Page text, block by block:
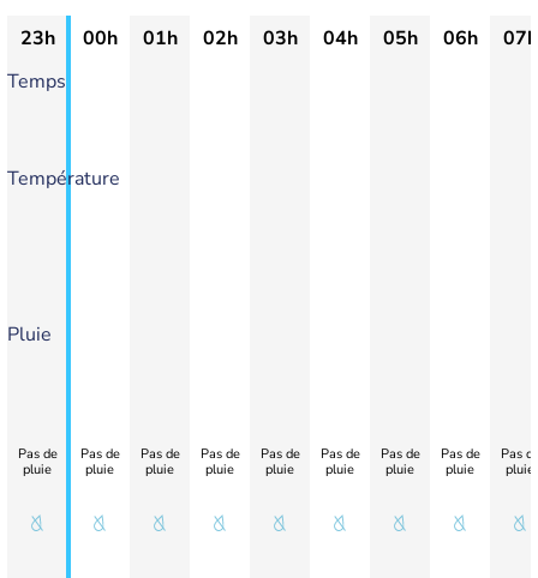
23h 00h 01h 02h 03h 04h 05h 06h
07h
Temps
Température
Pluie
Pas de
pluie
Pas de
pluie
Pas de
pluie
Pas de
pluie
Pas de
pluie
Pas de
pluie
Pas de
pluie
Pas de
pluie
Pas
pluie